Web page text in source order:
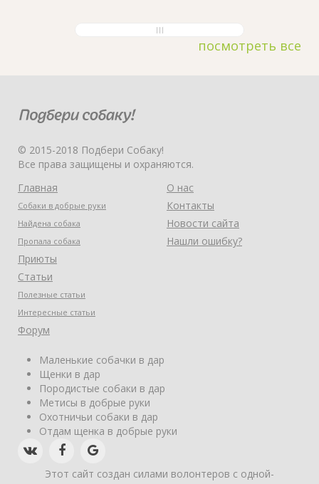
посмотреть все
© 2015-2018 Подбери Собаку!
Все права защищены и охраняются.
Главная
Собаки в добрые руки
Найдена собака
Пропала собака
Приюты
Статьи
Полезные статьи
Интересные статьи
Форум
О нас
Контакты
Новости сайта
Нашли ошибку?
Маленькие собачки в дар
Щенки в дар
Породистые собаки в дар
Метисы в добрые руки
Охотничьи собаки в дар
Отдам щенка в добрые руки
Этот сайт создан силами волонтеров с одной-